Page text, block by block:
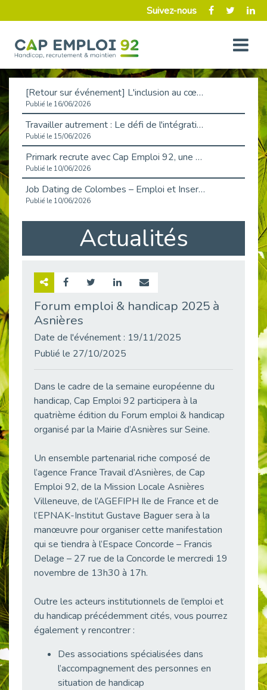
Suivez-nous
[Retour sur événement] L'inclusion au cœur de la Place de l'Emploi à La Défense !
Publié le 16/06/2026
Travailler autrement : Le défi de l'intégration des maladies chroniques en entreprise
Publié le 15/06/2026
Primark recrute avec Cap Emploi 92, une matinée couronnée de succès !
Publié le 10/06/2026
Job Dating de Colombes – Emploi et Insertion
Publié le 10/06/2026
Aborder l'entretien et la situation de handicap en toute confiance
Publié le 09/06/2026
Retour sur l’atelier « Optimiser sa recherche d’emploi »
« Confiance en soi et acceptation du handicap » : un levier puissant vers l’emploi
Handicap et emploi : une matinée pour briser les tabous
Publié le 21/05/2026
Publié le 18/05/2026
Fibromyalgie : Quand la douleur invisible s’invite au bureau
Publié le 12/05/2026
CAP EMPLOI 92 : L’inclusion portée à son sommet, bien au-delà des quotas
38 vidéos pour comprendre et agir durablement
Publié le 04/05/2026
L'alternance : un tremplin vers l'emploi aussi pour les personnes en situation de handicap
Publié le 01/05/2026
Publié le 30/04/2026
L’Aménagement Raisonnable : Un Levier pour l’Équité
Publié le 29/04/2026
Actualités
Forum emploi & handicap 2025 à
Asnières
Date de l'événement : 19/11/2025
Publié le 27/10/2025
Dans le cadre de la semaine européenne du
handicap, Cap Emploi 92 participera à la
quatrième édition du Forum emploi & handicap
organisé par la Mairie d’Asnières sur Seine.
Un ensemble partenarial riche composé de
l’agence France Travail d’Asnières, de Cap
Emploi 92, de la Mission Locale Asnières
Villeneuve, de l’AGEFIPH Ile de France et de
l’EPNAK-Institut Gustave Baguer sera à la
manœuvre pour organiser cette manifestation
qui se tiendra à l’Espace Concorde – Francis
Delage – 27 rue de la Concorde le mercredi 19
novembre de 13h30 à 17h.
Outre les acteurs institutionnels de l’emploi et
du handicap précédemment cités, vous pourrez
également y rencontrer :
Des associations spécialisées dans
l’accompagnement des personnes en
situation de handicap